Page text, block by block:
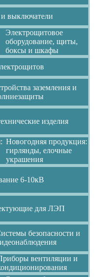
и выключатели
Электрощитовое
оборудование, щиты,
боксы и шкафы
заземления и
изделия
Новогодняя продукция:
гирлянды, елочные
украшения
6-10кВ
для ЛЭП
безопасности и
вентиляции и